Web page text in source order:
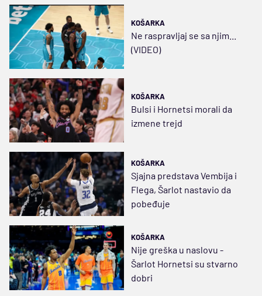
KOŠARKA
Ne raspravljaj se sa njim...
(VIDEO)
KOŠARKA
Bulsi i Hornetsi morali da
izmene trejd
KOŠARKA
Sjajna predstava Vembija i
Flega, Šarlot nastavio da
pobeđuje
KOŠARKA
Nije greška u naslovu -
Šarlot Hornetsi su stvarno
dobri